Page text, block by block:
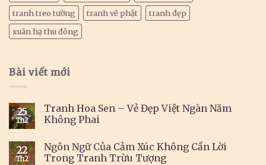
tranh treo tường
tranh vẽ phật
tranh đẹp
xuân hạ thu đông
Bài viết mới
25
Th2
Tranh Hoa Sen – Vẻ Đẹp Việt Ngàn Năm
Không Phai
22
Th2
Ngôn Ngữ Của Cảm Xúc Không Cần Lời
Trong Tranh Trừu Tượng